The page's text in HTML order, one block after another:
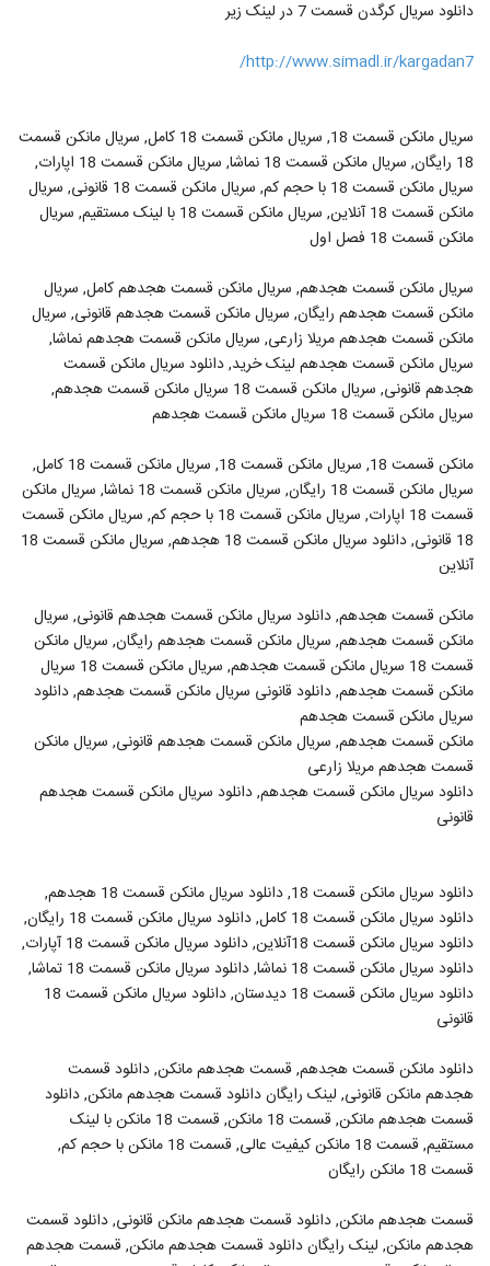
دانلود سریال کرگدن قسمت 7 در لینک زیر
http://www.simadl.ir/kargadan7/
سریال مانکن قسمت 18, سریال مانکن قسمت 18 کامل, سریال مانکن قسمت
18 رایگان, سریال مانکن قسمت 18 نماشا, سریال مانکن قسمت 18 اپارات,
سریال مانکن قسمت 18 با حجم کم, سریال مانکن قسمت 18 قانونی, سریال
مانکن قسمت 18 آنلاین, سریال مانکن قسمت 18 با لینک مستقیم, سریال
مانکن قسمت 18 فصل اول
سریال مانکن قسمت هجدهم, سریال مانکن قسمت هجدهم کامل, سریال
مانکن قسمت هجدهم رایگان, سریال مانکن قسمت هجدهم قانونی, سریال
مانکن قسمت هجدهم مریلا زارعی, سریال مانکن قسمت هجدهم نماشا,
سریال مانکن قسمت هجدهم لینک خرید, دانلود سریال مانکن قسمت
هجدهم قانونی, سریال مانکن قسمت 18 سریال مانکن قسمت هجدهم,
سریال مانکن قسمت 18 سریال مانکن قسمت هجدهم
مانکن قسمت 18, سریال مانکن قسمت 18, سریال مانکن قسمت 18 کامل,
سریال مانکن قسمت 18 رایگان, سریال مانکن قسمت 18 نماشا, سریال مانکن
قسمت 18 اپارات, سریال مانکن قسمت 18 با حجم کم, سریال مانکن قسمت
18 قانونی, دانلود سریال مانکن قسمت 18 هجدهم, سریال مانکن قسمت 18
آنلاین
مانکن قسمت هجدهم, دانلود سریال مانکن قسمت هجدهم قانونی, سریال
مانکن قسمت هجدهم, سریال مانکن قسمت هجدهم رایگان, سریال مانکن
قسمت 18 سریال مانکن قسمت هجدهم, سریال مانکن قسمت 18 سریال
مانکن قسمت هجدهم, دانلود قانونی سریال مانکن قسمت هجدهم, دانلود
سریال مانکن قسمت هجدهم
مانکن قسمت هجدهم, سریال مانکن قسمت هجدهم قانونی, سریال مانکن
قسمت هجدهم مریلا زارعی
دانلود سریال مانکن قسمت هجدهم, دانلود سریال مانکن قسمت هجدهم
قانونی
دانلود سریال مانکن قسمت 18, دانلود سریال مانکن قسمت 18 هجدهم,
دانلود سریال مانکن قسمت 18 کامل, دانلود سریال مانکن قسمت 18 رایگان,
دانلود سریال مانکن قسمت 18آنلاین, دانلود سریال مانکن قسمت 18 آپارات,
دانلود سریال مانکن قسمت 18 نماشا, دانلود سریال مانکن قسمت 18 تماشا,
دانلود سریال مانکن قسمت 18 دیدستان, دانلود سریال مانکن قسمت 18
قانونی
دانلود مانکن قسمت هجدهم, قسمت هجدهم مانکن, دانلود قسمت
هجدهم مانکن قانونی, لینک رایگان دانلود قسمت هجدهم مانکن, دانلود
قسمت هجدهم مانکن, قسمت 18 مانکن, قسمت 18 مانکن با لینک
مستقیم, قسمت 18 مانکن کیفیت عالی, قسمت 18 مانکن با حجم کم,
قسمت 18 مانکن رایگان
قسمت هجدهم مانکن, دانلود قسمت هجدهم مانکن قانونی, دانلود قسمت
هجدهم مانکن, لینک رایگان دانلود قسمت هجدهم مانکن, قسمت هجدهم